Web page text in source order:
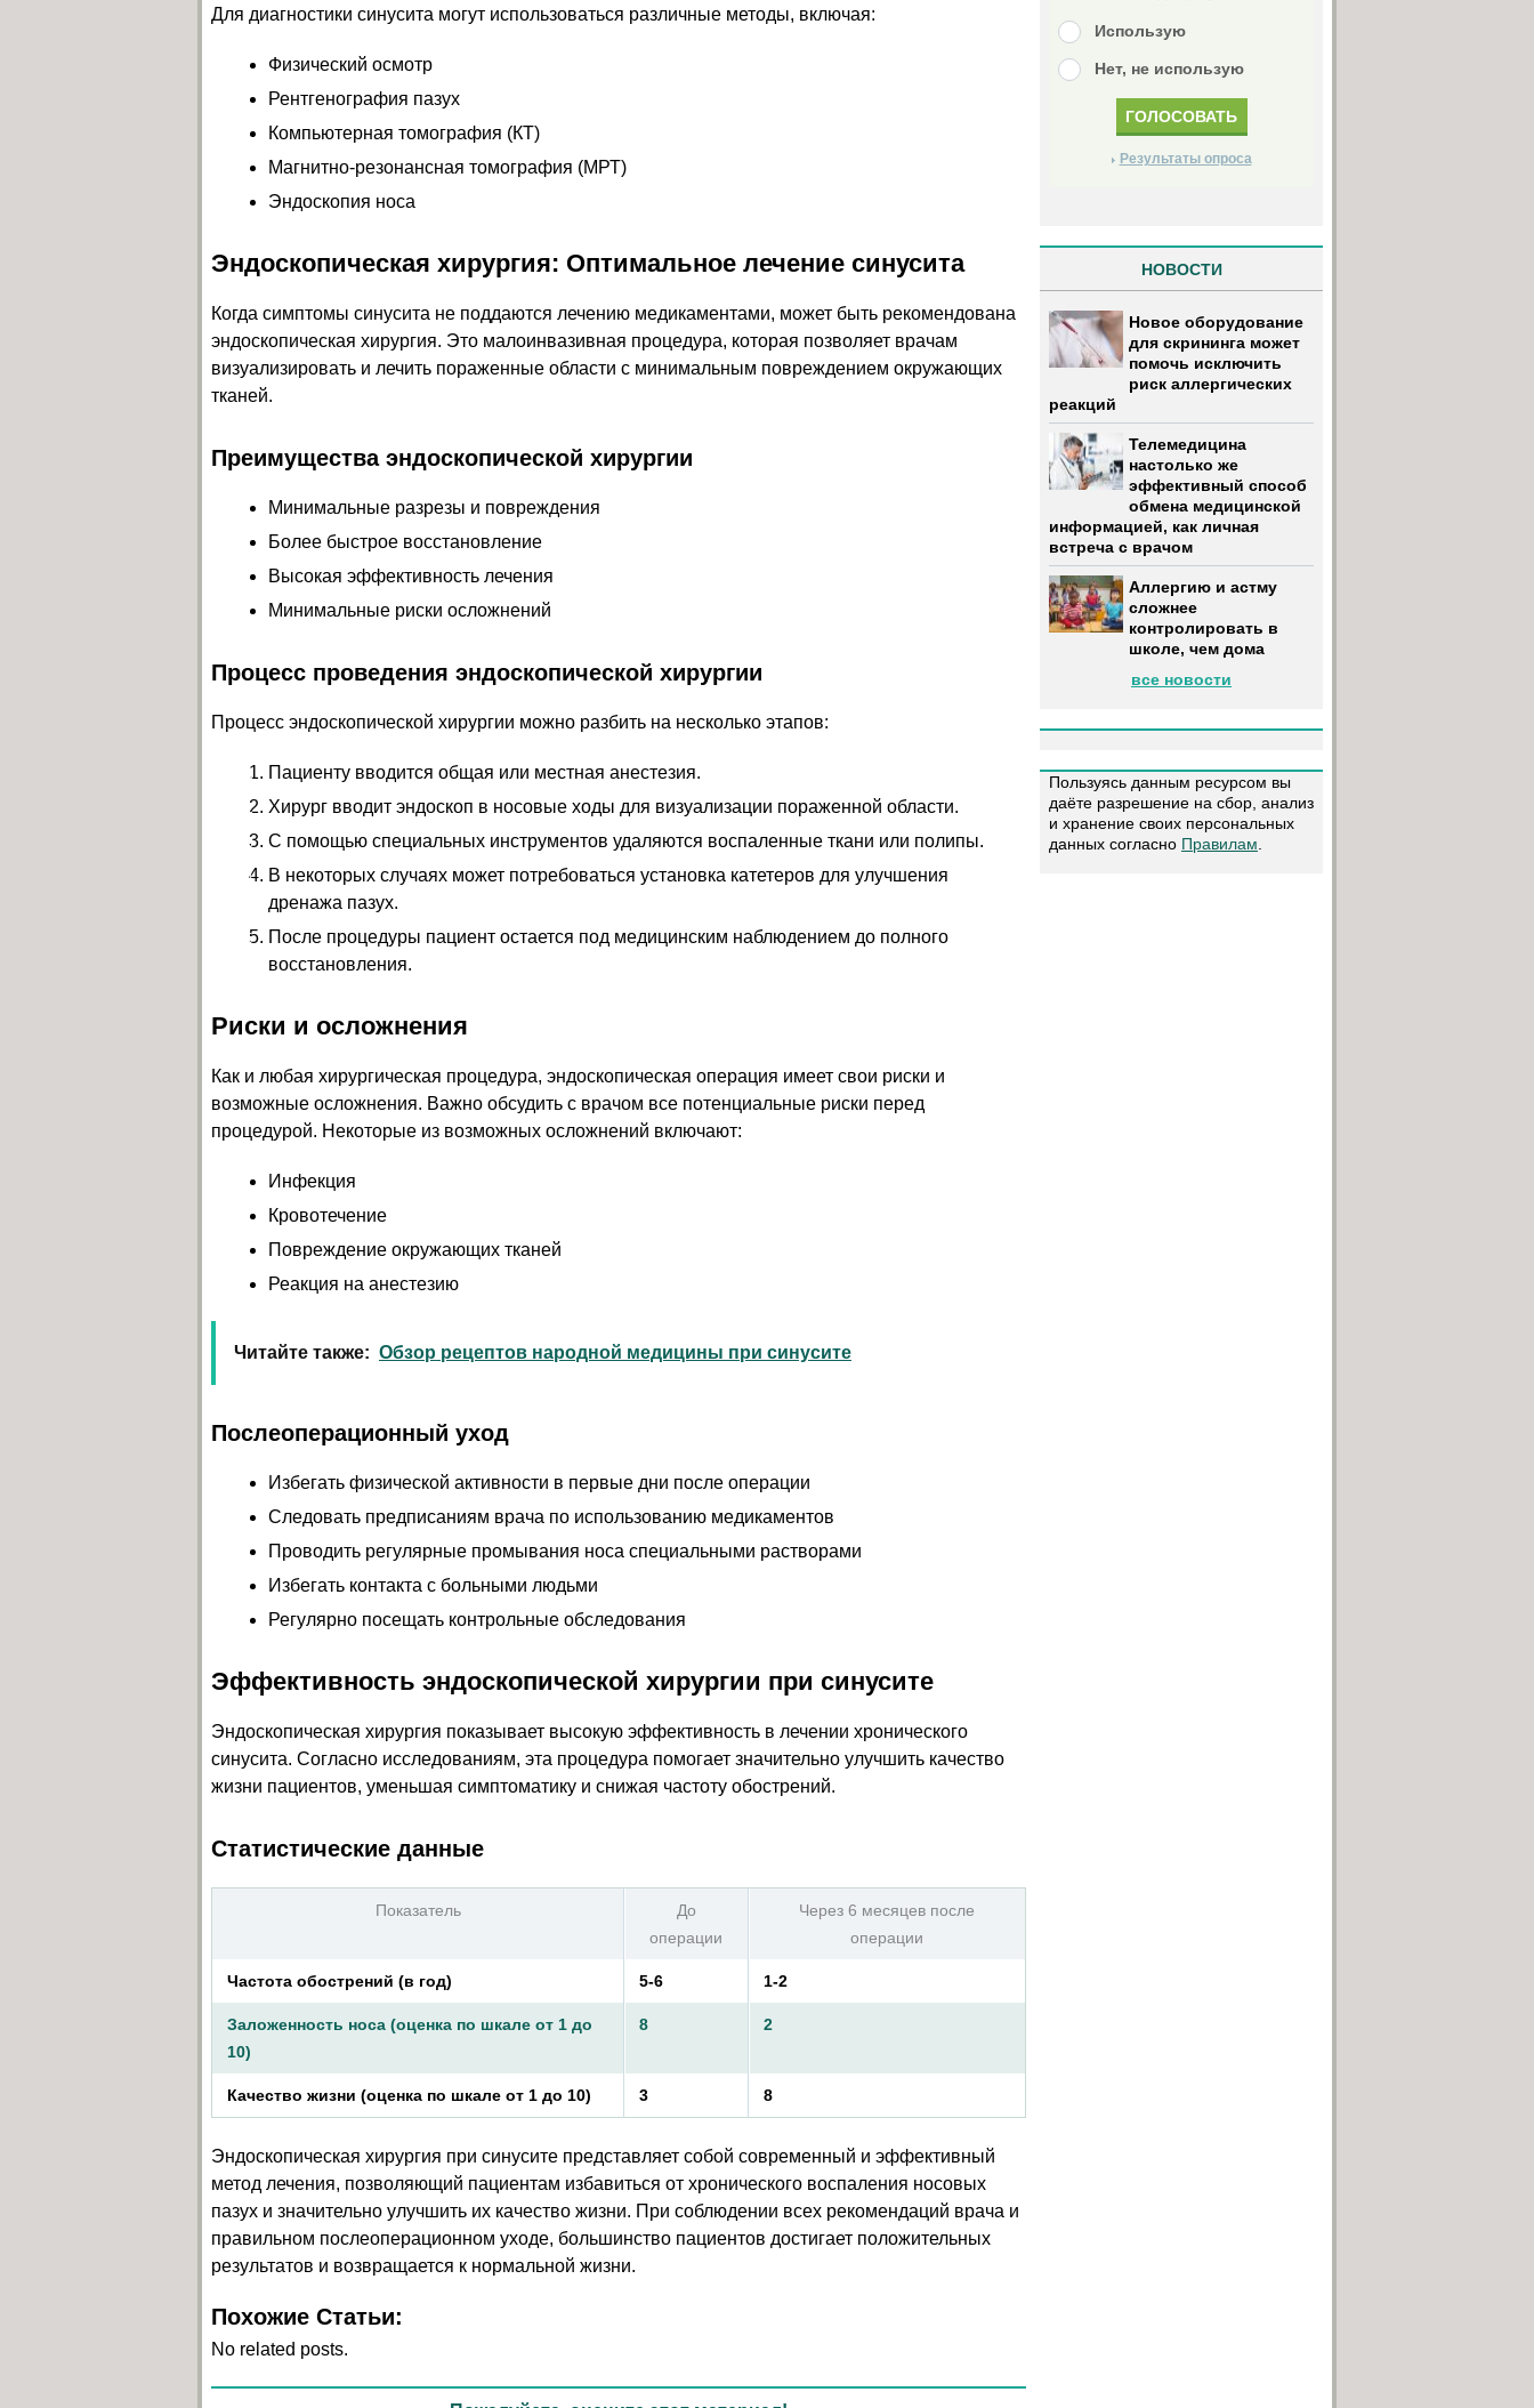
Для диагностики синусита могут использоваться различные методы, включая:
Физический осмотр
Рентгенография пазух
Компьютерная томография (КТ)
Магнитно-резонансная томография (МРТ)
Эндоскопия носа
Эндоскопическая хирургия: Оптимальное лечение синусита
Когда симптомы синусита не поддаются лечению медикаментами, может быть рекомендована
эндоскопическая хирургия. Это малоинвазивная процедура, которая позволяет врачам
визуализировать и лечить пораженные области с минимальным повреждением окружающих
тканей.
Преимущества эндоскопической хирургии
Минимальные разрезы и повреждения
Более быстрое восстановление
Высокая эффективность лечения
Минимальные риски осложнений
Процесс проведения эндоскопической хирургии
Процесс эндоскопической хирургии можно разбить на несколько этапов:
Пациенту вводится общая или местная анестезия.
Хирург вводит эндоскоп в носовые ходы для визуализации пораженной области.
С помощью специальных инструментов удаляются воспаленные ткани или полипы.
В некоторых случаях может потребоваться установка катетеров для улучшения
дренажа пазух.
После процедуры пациент остается под медицинским наблюдением до полного
восстановления.
Риски и осложнения
Как и любая хирургическая процедура, эндоскопическая операция имеет свои риски и
возможные осложнения. Важно обсудить с врачом все потенциальные риски перед
процедурой. Некоторые из возможных осложнений включают:
Инфекция
Кровотечение
Повреждение окружающих тканей
Реакция на анестезию
Читайте также: Обзор рецептов народной медицины при синусите
Послеоперационный уход
Избегать физической активности в первые дни после операции
Следовать предписаниям врача по использованию медикаментов
Проводить регулярные промывания носа специальными растворами
Избегать контакта с больными людьми
Регулярно посещать контрольные обследования
Эффективность эндоскопической хирургии при синусите
Эндоскопическая хирургия показывает высокую эффективность в лечении хронического
синусита. Согласно исследованиям, эта процедура помогает значительно улучшить качество
жизни пациентов, уменьшая симптоматику и снижая частоту обострений.
Статистические данные
Показатель
До
операции
Через 6 месяцев после
операции
Частота обострений (в год) 5-6 1-2
Заложенность носа (оценка по шкале от 1 до
10)
8 2
Качество жизни (оценка по шкале от 1 до 10) 3 8
Эндоскопическая хирургия при синусите представляет собой современный и эффективный
метод лечения, позволяющий пациентам избавиться от хронического воспаления носовых
пазух и значительно улучшить их качество жизни. При соблюдении всех рекомендаций врача и
правильном послеоперационном уходе, большинство пациентов достигает положительных
результатов и возвращается к нормальной жизни.
Похожие Статьи:
No related posts.
Использую
Нет, не использую
Результаты опроса
НОВОСТИ
Новое оборудование
для скрининга может
помочь исключить
риск аллергических
реакций
Телемедицина
настолько же
эффективный способ
обмена медицинской
информацией, как личная
встреча с врачом
Аллергию и астму
сложнее
контролировать в
школе, чем дома
все новости
Пользуясь данным ресурсом вы
даёте разрешение на сбор, анализ
и хранение своих персональных
данных согласно Правилам